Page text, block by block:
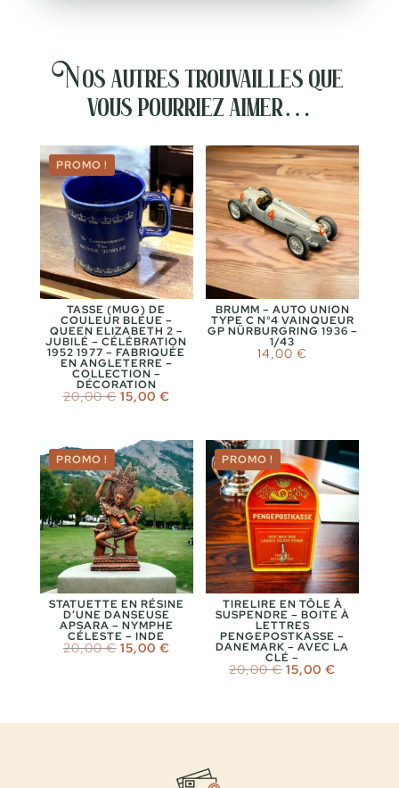
Nos autres trouvailles que
vous pourriez aimer…
PROMO !
TASSE (MUG) DE
COULEUR BLEUE –
QUEEN ELIZABETH 2 –
JUBILÉ – CÉLÉBRATION
1952 1977 – FABRIQUÉE
EN ANGLETERRE –
COLLECTION –
DÉCORATION
20,00€ Le
20,00 €.
15,00 €Le
15,00 €.
BRUMM – AUTO UNION
TYPE C N°4 VAINQUEUR
GP NÜRBURGRING 1936 –
1/43
14,00€
PROMO !
STATUETTE EN RÉSINE
D’UNE DANSEUSE
APSARA – NYMPHE
CÉLESTE – INDE
20,00€ Le
prix
15,00 €Le
PROMO !
TIRELIRE EN TÔLE À
SUSPENDRE – BOITE À
LETTRES
PENGEPOSTKASSE –
DANEMARK – AVEC LA
CLÉ –
20,00€ Le
prix
15,00€